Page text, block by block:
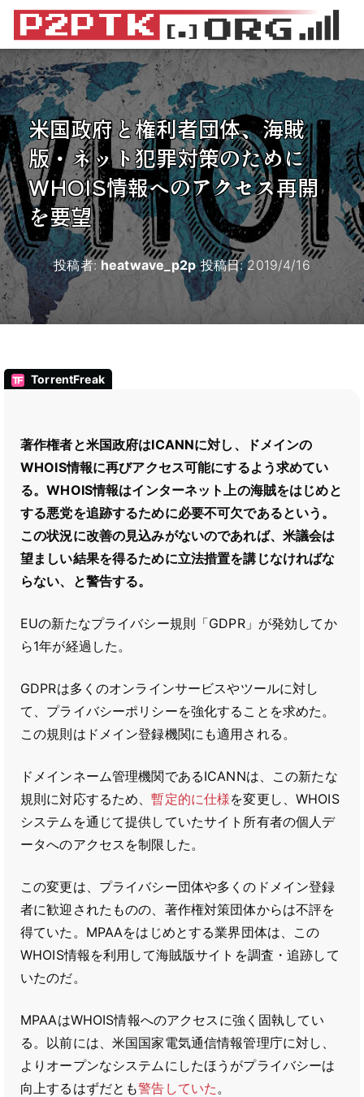
米国政府と権利者団体、海賊
版・ネット犯罪対策のために
WHOIS情報へのアクセス再開
を要望
投稿者: heatwave_p2p投稿日:2019/4/16
TorrentFreak
著作権者と米国政府はICANNに対し、ドメインの
WHOIS情報に再びアクセス可能にするよう求めてい
る。WHOIS情報はインターネット上の海賊をはじめと
する悪党を追跡するために必要不可欠であるという。
この状況に改善の見込みがないのであれば、米議会は
望ましい結果を得るために立法措置を講じなければな
らない、と警告する。
EUの新たなプライバシー規則「GDPR」が発効してか
ら1年が経過した。
GDPRは多くのオンラインサービスやツールに対し
て、プライバシーポリシーを強化することを求めた。
この規則はドメイン登録機関にも適用される。
ドメインネーム管理機関であるICANNは、この新たな
規則に対応するため、暫定的に仕様を変更し、WHOIS
システムを通じて提供していたサイト所有者の個人デ
ータへのアクセスを制限した。
この変更は、プライバシー団体や多くのドメイン登録
者に歓迎されたものの、著作権対策団体からは不評を
得ていた。MPAAをはじめとする業界団体は、この
WHOIS情報を利用して海賊版サイトを調査・追跡して
いたのだ。
MPAAはWHOIS情報へのアクセスに強く固執してい
る。以前には、米国国家電気通信情報管理庁に対し、
よりオープンなシステムにしたほうがプライバシーは
向上するはずだとも警告していた。